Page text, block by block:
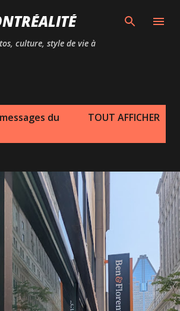
au contenu principal
culture, style de vie à
du
TOUT AFFICHER